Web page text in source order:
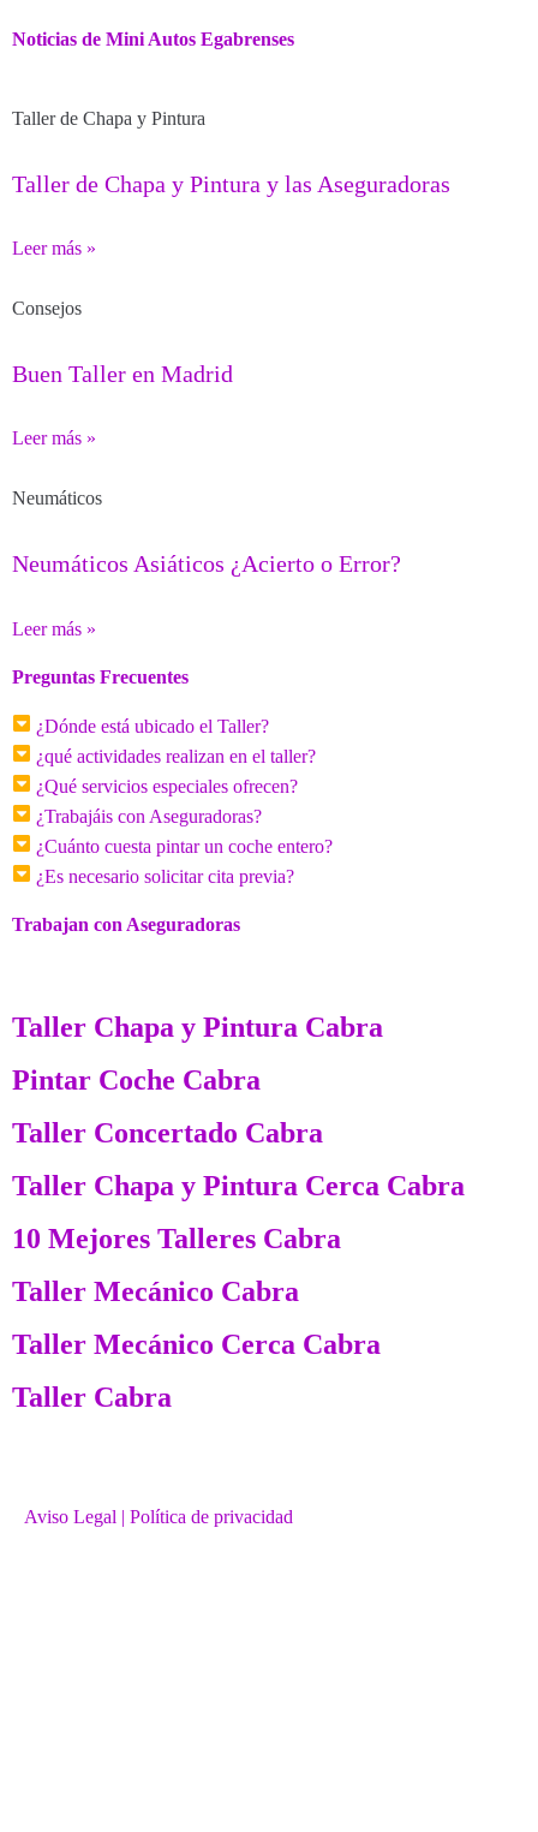
Noticias de Mini Autos Egabrenses
Taller de Chapa y Pintura
Taller de Chapa y Pintura y las Aseguradoras
Leer más »
Consejos
Buen Taller en Madrid
Leer más »
Neumáticos
Neumáticos Asiáticos ¿Acierto o Error?
Leer más »
Preguntas Frecuentes
¿Dónde está ubicado el Taller?
¿qué actividades realizan en el taller?
¿Qué servicios especiales ofrecen?
¿Trabajáis con Aseguradoras?
¿Cuánto cuesta pintar un coche entero?
¿Es necesario solicitar cita previa?
Trabajan con Aseguradoras
Taller Chapa y Pintura Cabra
Pintar Coche Cabra
Taller Concertado Cabra
Taller Chapa y Pintura Cerca Cabra
10 Mejores Talleres Cabra
Taller Mecánico Cabra
Taller Mecánico Cerca Cabra
Taller Cabra
Aviso Legal | Política de privacidad